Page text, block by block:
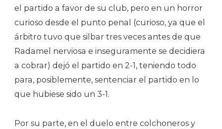
el partido a favor de su club, pero en un horror
curioso desde el punto penal (curioso, ya que el
árbitro tuvo que silbar tres veces antes de que
Radamel nerviosa e inseguramente se decidiera
a cobrar) dejó el partido en 2-1, teniendo todo
para, posiblemente, sentenciar el partido en lo
que hubiese sido un 3-1.
Por su parte, en el duelo entre colchoneros y